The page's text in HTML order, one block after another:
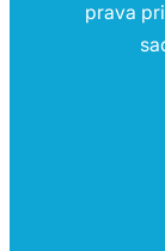
prava